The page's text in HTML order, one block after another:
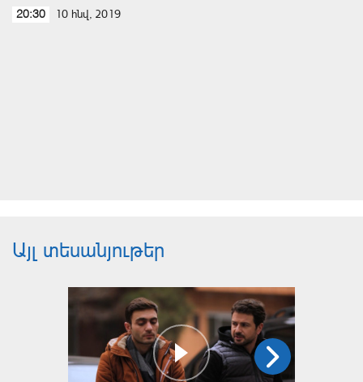
20:30 10 հնվ, 2019
Այլ տեսանյութեր